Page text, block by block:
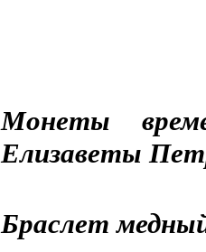
Монеты
Елизаветы
Браслет